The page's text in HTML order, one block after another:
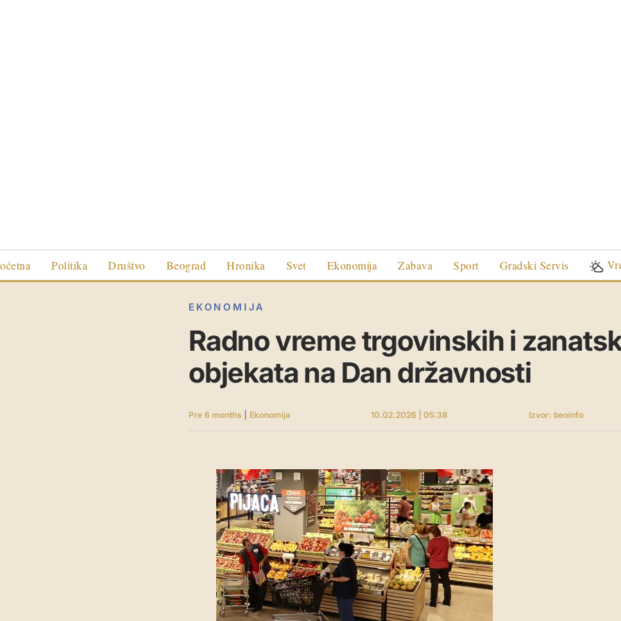
Politika Društvo Beograd Hronika Svet Ekonomija Zabava Sport Gradski Servis
EKONOMIJA
Radno vreme trgovinskih i
objekata na Dan državnosti
Pre 6 months Ekonomija 10.02.2026 | 05:38 Izvor: beoinfo